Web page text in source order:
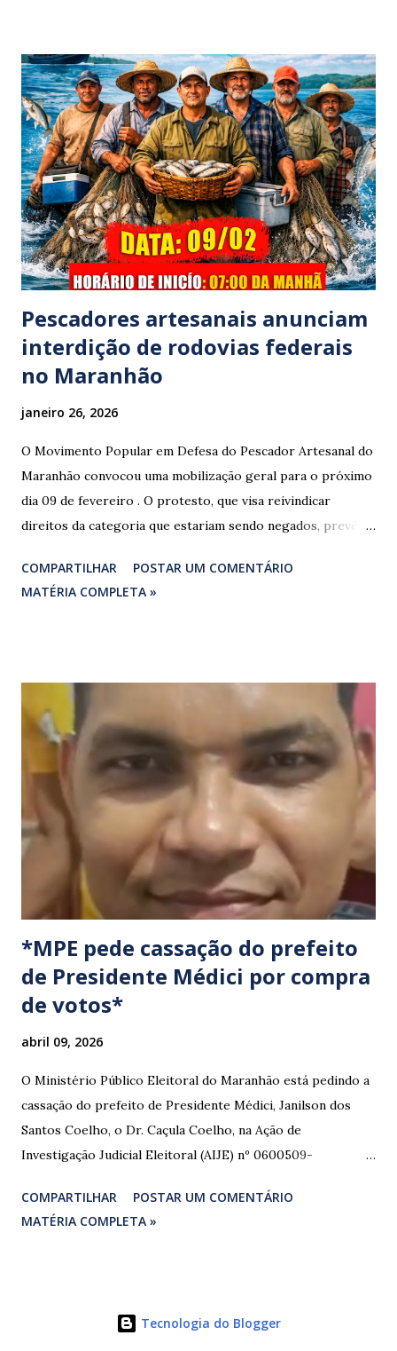
família foi atingido por uma caminhonete. O condutor da
mesma apresentava sinais visíveis de embriaguez, e
diversas latas de bebidas alcoólicas foram avistadas no
interior do veículo. O motorista, identificado por
moradores locais como irmão do vereador "Neguinho do
Coco", de Santa Luzia do Pará, evadiu-se do local sem
prestar assistência às vítimas. ​Atendimento e Danos ​A
Polícia Rodoviária Federal (PRF) foi acionada para atender a
ocorrênc...
Pescadores artesanais anunciam
interdição de rodovias federais
no Maranhão
janeiro 26, 2026
O Movimento Popular em Defesa do Pescador Artesanal do
Maranhão convocou uma mobilização geral para o próximo
dia 09 de fevereiro . O protesto, que visa reivindicar
direitos da categoria que estariam sendo negados, prevê o
federais que cortam o estado. ​As interdições estão
programadas para começar às 07:00 da manhã e, segundo
manifestação busca chamar a atenção das autoridades para
a pauta da pesca artesanal maranhense, exigindo o
cumprimento de garantias e assistência aos trabalhadores
do setor. Motoristas que planejam trafegar por essas
regiões na data devem estar atentos a possíveis
congestionamentos e atrasos.
COMPARTILHAR
POSTAR UM COMENTÁRIO
MATÉRIA COMPLETA »
*MPE pede cassação do prefeito
de Presidente Médici por compra
de votos*
abril 09, 2026
O Ministério Público Eleitoral do Maranhão está pedindo a
cassação do prefeito de Presidente Médici, Janilson dos
Santos Coelho, o Dr. Caçula Coelho, na Ação de
Investigação Judicial Eleitoral (AIJE) nº 0600509-
Santa Luzia do Paruá. A ação foi movida pela Coligação
“União e Reconstrução” (PP/PL/União), que denunciou a
autos são contundentes. Testemunhas relataram ter
COMPARTILHAR
POSTAR UM COMENTÁRIO
MATÉRIA COMPLETA »
Tecnologia do Blogger